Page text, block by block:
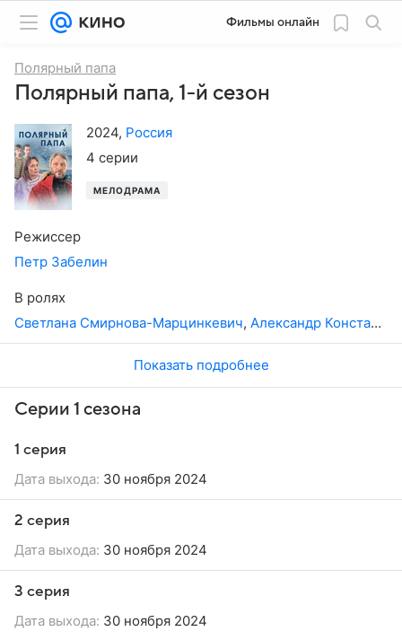
Фильмы онлайн
Полярный папа
Полярный папа, 1-й сезон
2024, Россия
4 серии
МЕЛОДРАМА
Режиссер
Петр Забелин
В ролях
Светлана Смирнова-Марцинкевич, Александр Константинов
Показать подробнее
Серии 1 сезона
1 серия
Дата выхода: 30 ноября 2024
2 серия
Дата выхода: 30 ноября 2024
3 серия
Дата выхода: 30 ноября 2024